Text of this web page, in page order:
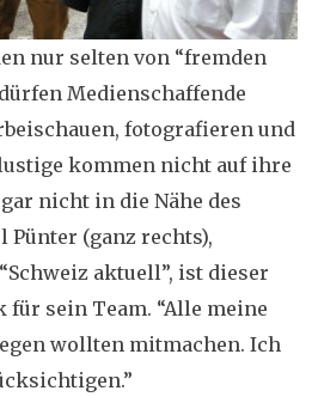
nur selten von “fremden
Medienschaffende
fotografieren und
kommen nicht auf ihre
nicht in die Nähe des
Pünter (ganz rechts),
aktuell”, ist dieser
sein Team. “Alle meine
wollten mitmachen. Ich